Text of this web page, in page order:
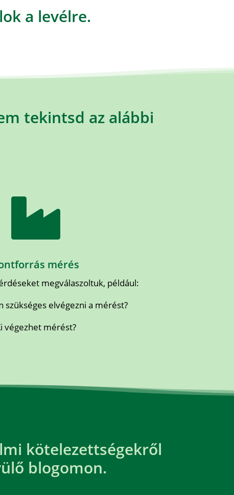
a levélre.
tekintsd az alábbi

mérés
megválaszoltuk, például:
szükséges elvégezni a mérést?
végezhet mérést?
kötelezettségekről
blogomon.